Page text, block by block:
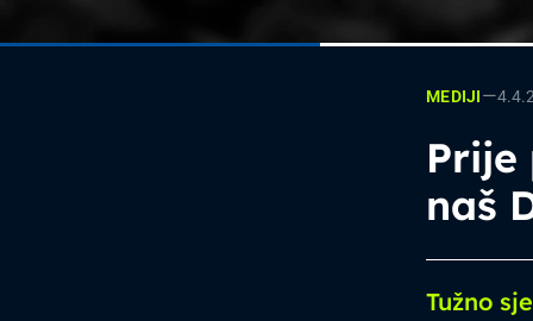
MEDIJI—
Prije
naš
Tužno